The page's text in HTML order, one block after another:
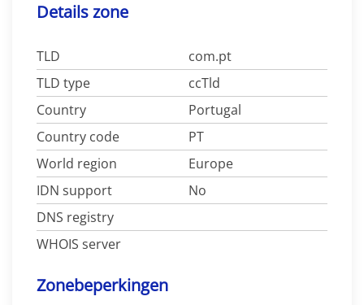
Details zone
TLD
com.pt
TLD type
ccTld
Country
Portugal
Country code
PT
World region
Europe
IDN support
No
DNS registry
WHOIS server
Zonebeperkingen